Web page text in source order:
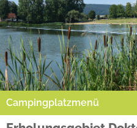
Campingplatzmenü